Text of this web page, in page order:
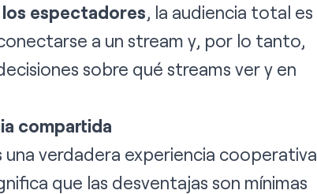
los espectadores, la audiencia total es
a un stream y, por lo tanto,
sobre qué streams ver y en
compartida
verdadera experiencia cooperativa
que las desventajas son mínimas